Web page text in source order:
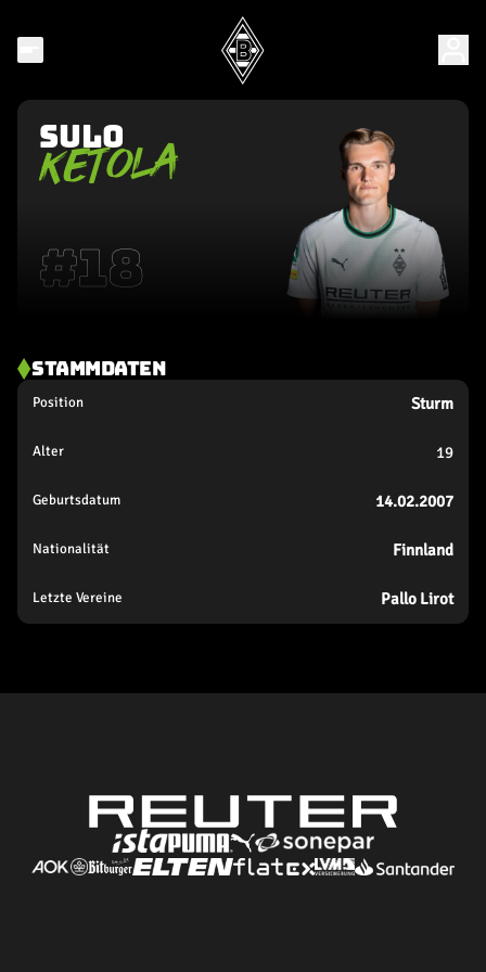
Sulo
KETOLA
#18
STAMMDATEN
Position Sturm
Alter 19
Geburtsdatum 14.02.2007
Nationalität Finnland
Letzte Vereine Pallo Lirot